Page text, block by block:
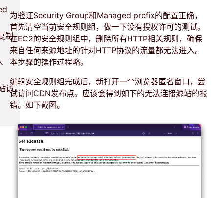
制
访
为验证Security Group和Managed prefix的配置正确，
首先清空当前安全规则组，做一下没有授权许可的测试。
在EC2的安全规则组中，删除所有HTTP相关规则，确保
来自任何来源地址的针对HTTP协议的流量都无法进入。
本步骤的操作过程略。
编辑安全规则组完成后，新打开一个浏览器匿名窗口，尝
试访问CDN发布点。应该会得到如下的无法连接源站的报
错。如下截图。